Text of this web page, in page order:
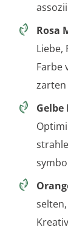
Rosa
Liebe,
Farbe